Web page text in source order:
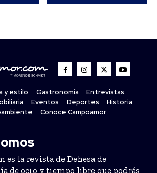
y estilo Gastronomía
Entrevistas
Eventos Deportes
Historia
Conoce Campoamor
es la revista de Dehesa de
de ocio y tiempo libre que podrás